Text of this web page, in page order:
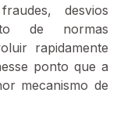
desvios
de normas
rapidamente
ponto que a
mecanismo de